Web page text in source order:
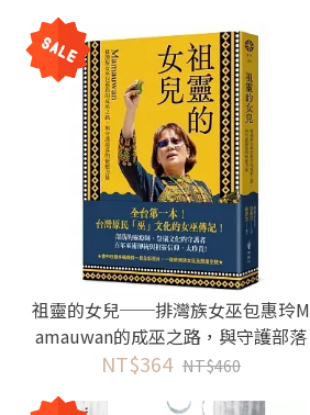
祖靈的女兒──排灣族女巫包惠玲M
amauwan的成巫之路，與守護部落
的療癒力量
NT$364 NT$460